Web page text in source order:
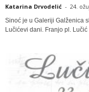
Katarina Drvodelić - 24.
Sinoć je u Galeriji Galženica
Lučićevi dani. Franjo pl. Lučić